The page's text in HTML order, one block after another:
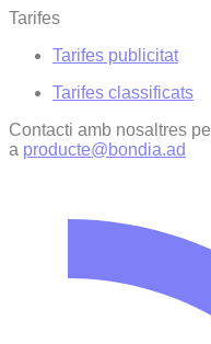
Tarifes
Tarifes publicitat
Tarifes classificats
Contacti amb nosaltres
a producte@bondia.ad